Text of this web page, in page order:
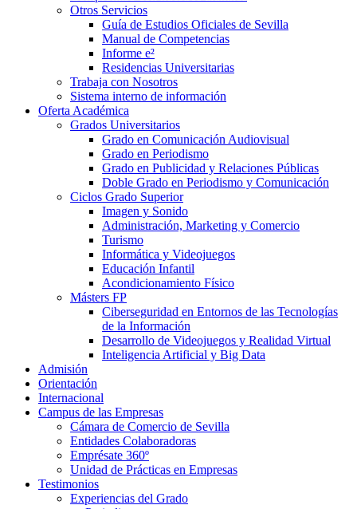
Otros Servicios
Guía de Estudios Oficiales de Sevilla
Manual de Competencias
Informe e²
Residencias Universitarias
Trabaja con Nosotros
Sistema interno de información
Oferta Académica
Grados Universitarios
Grado en Comunicación Audiovisual
Grado en Periodismo
Grado en Publicidad y Relaciones Públicas
Doble Grado en Periodismo y Comunicación
Ciclos Grado Superior
Imagen y Sonido
Administración, Marketing y Comercio
Turismo
Informática y Videojuegos
Educación Infantil
Acondicionamiento Físico
Másters FP
Ciberseguridad en Entornos de las Tecnologías
de la Información
Desarrollo de Videojuegos y Realidad Virtual
Inteligencia Artificial y Big Data
Admisión
Orientación
Internacional
Campus de las Empresas
Cámara de Comercio de Sevilla
Entidades Colaboradoras
Emprésate 360º
Unidad de Prácticas en Empresas
Testimonios
Experiencias del Grado